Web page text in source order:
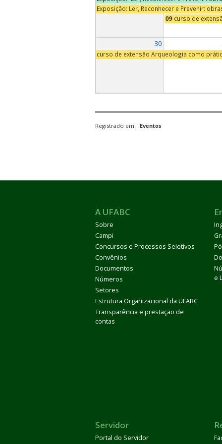
Exposição: Ler, Reconhecer e Prevenir:
09 curso de
30
curso de extensão Arqueologia como
Registrado em: Eventos
A UFABC
Sobre
Campi
Concursos e Processos Seletivos
Convênios
Documentos
Números
Setores
Estrutura Organizacional da UFABC
Transparência e prestação de
contas
e
Servidor
Portal do Servidor